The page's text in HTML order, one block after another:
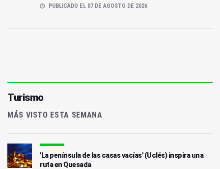
PUBLICADO EL 07 DE AGOSTO DE 2026
Turismo
MÁS VISTO ESTA SEMANA
'La península de las casas vacías' (Uclés) inspira una
ruta en Quesada